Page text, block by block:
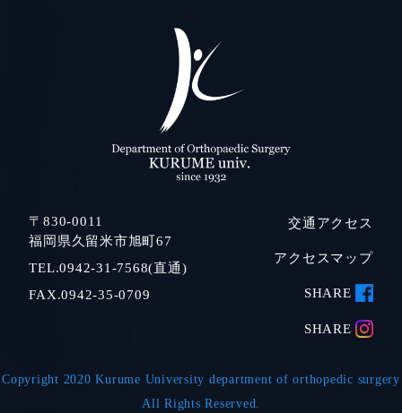
〒830-0011
福岡県久留米市旭町67
TEL.0942-31-7568(直通)
FAX.0942-35-0709
交通アクセス
アクセスマップ
SHARE
SHARE
Copyright 2020 Kurume University department of orthopedic surgery
All Rights Reserved.